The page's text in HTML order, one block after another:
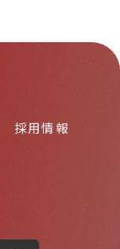
採用情報